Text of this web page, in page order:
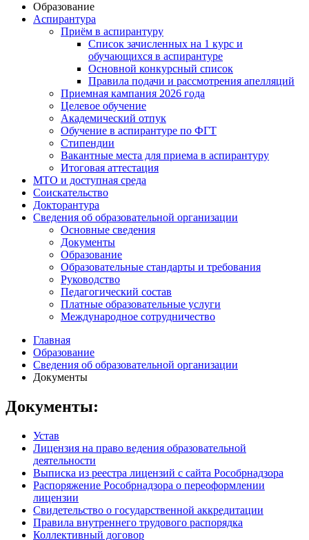
Образование
Аспирантура
Приём в аспирантуру
Список зачисленных на 1 курс и
обучающихся в аспирантуре
Основной конкурсный список
Правила подачи и рассмотрения апелляций
Приемная кампания 2026 года
Целевое обучение
Академический отпук
Обучение в аспирантуре по ФГТ
Стипендии
Вакантные места для приема в аспирантуру
Итоговая аттестация
МТО и доступная среда
Соискательство
Докторантура
Сведения об образовательной организации
Основные сведения
Документы
Образование
Образовательные стандарты и требования
Руководство
Педагогический состав
Платные образовательные услуги
Международное сотрудничество
Главная
Образование
Сведения об образовательной организации
Документы
Документы:
Устав
Лицензия на право ведения образовательной
деятельности
Выписка из реестра лицензий с сайта Рособрнадзора
Распоряжение Рособрнадзора о переоформлении
лицензии
Свидетельство о государственной аккредитации
Правила внутреннего трудового распорядка
Коллективный договор